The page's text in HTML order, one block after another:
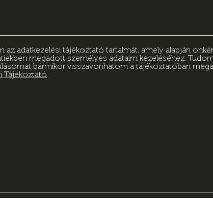
adatkezelési tájékoztató tartalmát, amely alapján
megadott személyes adataim kezeléséhez.
bármikor visszavonhatom a tájékoztatóban
Tájékoztató